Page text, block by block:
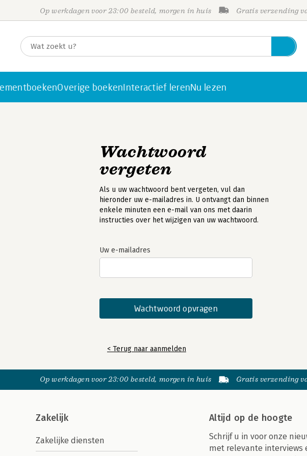
Op werkdagen voor 23:00 besteld, morgen in huis Gratis verzending
Overige boekenInteractief lerenNu lezen
Wachtwoord
vergeten
Als u uw wachtwoord bent vergeten, vul dan
hieronder uw e-mailadres in. U ontvangt dan binnen
enkele minuten een e-mail van ons met daarin
instructies over het wijzigen van uw wachtwoord.
Uw e-mailadres
< Terug naar aanmelden
Op werkdagen voor 23:00 besteld, morgen in huis Gratis verzending
Zakelijk
Zakelijke diensten
Altijd op de hoogte
Schrijf u in voor onze
met relevante interviews